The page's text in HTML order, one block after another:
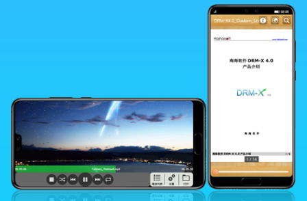
灵活权限管理
强大的在线控制面板
各种商业模式